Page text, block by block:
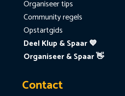
Organiseer tips
Community regels
Opstartgids
Deel Klup & Spaar 💙
Organiseer & Spaar 👋
Contact